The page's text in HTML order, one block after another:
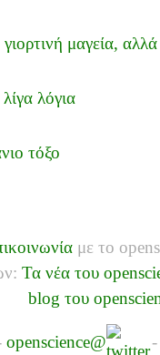
μαγεία,
λόγια
τόξο
με το
Τα νέα του
blog του
openscience@